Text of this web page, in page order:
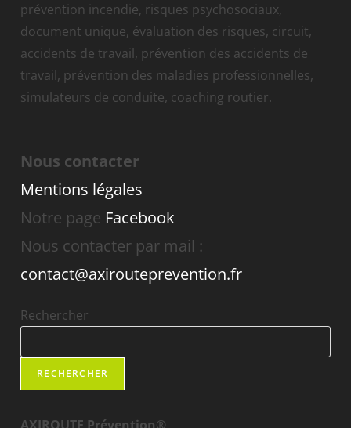
prévention incendie, risques psychosociaux,
document unique, évaluation des risques, circuit,
accidents de travail, prévention des accidents de
travail, prévention des maladies professionnelles,
simulateurs de conduite, coaching routier.
Nous contacter
Mentions légales
Notre page Facebook
Nous contacter par mail :
contact@axirouteprevention.fr
Rechercher
RECHERCHER